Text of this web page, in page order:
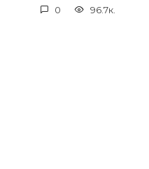
0 96.7к.